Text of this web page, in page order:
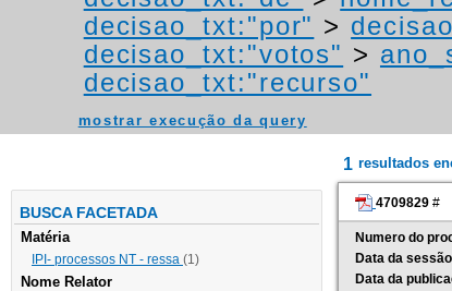
decisao_txt:"por" >
decisao_txt:"votos" >
decisao_txt:"recurso"
mostrar execução da query
BUSCA FACETADA
Matéria
IPI- processos NT - ressa (1)
Nome Relator
1 resultados
4709829 #
Numero do
Data da
Data da